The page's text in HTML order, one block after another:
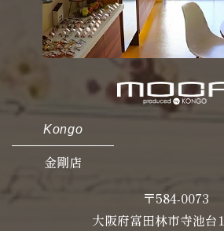
Kongo
金剛店
〒584-0073
大阪府富田林市寺池台